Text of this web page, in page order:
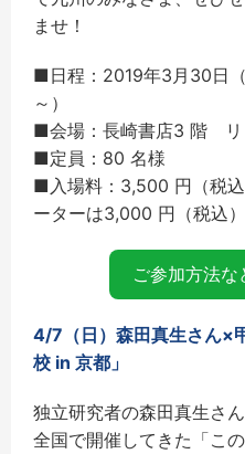
ませ！
■日程：2019年3月30日
～）
■会場：長崎書店3 階 リ
■定員：80 名様
■入場料：3,500 円（税
ーターは3,000 円（税込）
ご参加方法な
4/7（日）森田真生さん×
校 in 京都」
独立研究者の森田真生さ
全国で開催してきた「この